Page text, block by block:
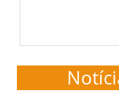
tem desenvolvido